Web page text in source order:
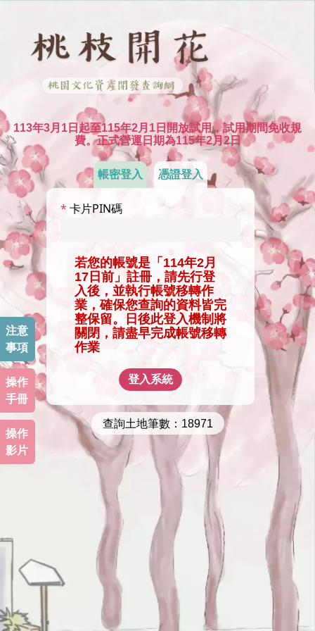
113年3月1日起至115年2月1日開放試用，試用期間免收規
費。正式營運日期為115年2月2日
帳密登入 憑證登入
* 卡片PIN碼
若您的帳號是「114年2月
17日前」註冊，請先行登
入後，並執行帳號移轉作
業，確保您查詢的資料皆完
整保留。日後此登入機制將
關閉，請盡早完成帳號移轉
作業
登入系統
查詢土地筆數：18971
注意
事項
操作
手冊
操作
影片